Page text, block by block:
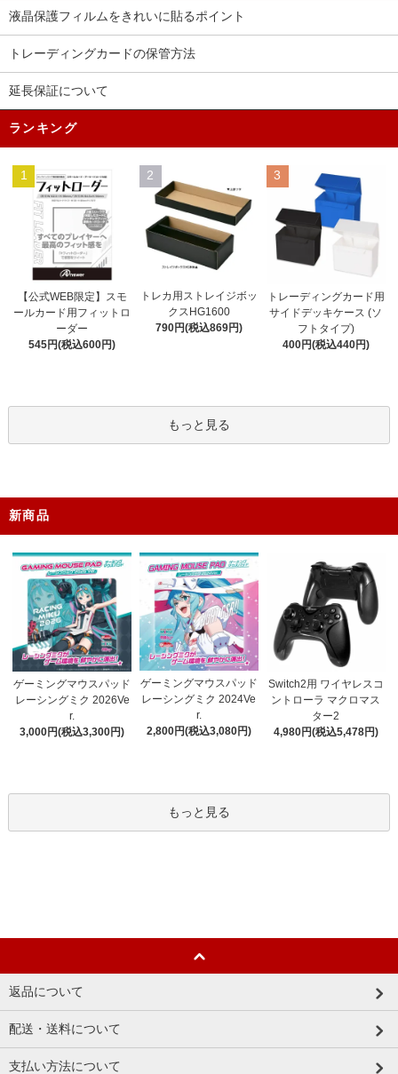
液晶保護フィルムをきれいに貼るポイント
トレーディングカードの保管方法
延長保証について
ランキング
1
【公式WEB限定】スモ
ールカード用フィットロ
ーダー
545円(税込600円)
2
トレカ用ストレイジボッ
クスHG1600
790円(税込869円)
3
トレーディングカード用
サイドデッキケース (ソ
フトタイプ)
400円(税込440円)
もっと見る
新商品
ゲーミングマウスパッド
レーシングミク 2026Ve
r.
3,000円(税込3,300円)
ゲーミングマウスパッド
レーシングミク 2024Ve
r.
2,800円(税込3,080円)
Switch2用 ワイヤレスコ
ントローラ マクロマス
ター2
4,980円(税込5,478円)
もっと見る
返品について
配送・送料について
支払い方法について